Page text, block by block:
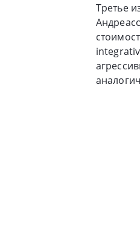
Третье